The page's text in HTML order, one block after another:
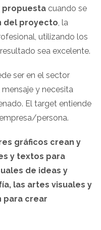
propuesta cuando se
del proyecto, la
utilizando los
sea excelente.
ser en el sector
y necesita
El target entiende
persona.
gráficos crean y
y textos para
de ideas y
las artes visuales y
para crear